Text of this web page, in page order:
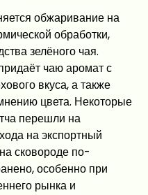
обжаривание на
обработки,
зелёного чая.
чаю аромат с
вкуса, а также
цвета. Некоторые
перешли на
на экспортный
сковороде по-
особенно при
рынка и